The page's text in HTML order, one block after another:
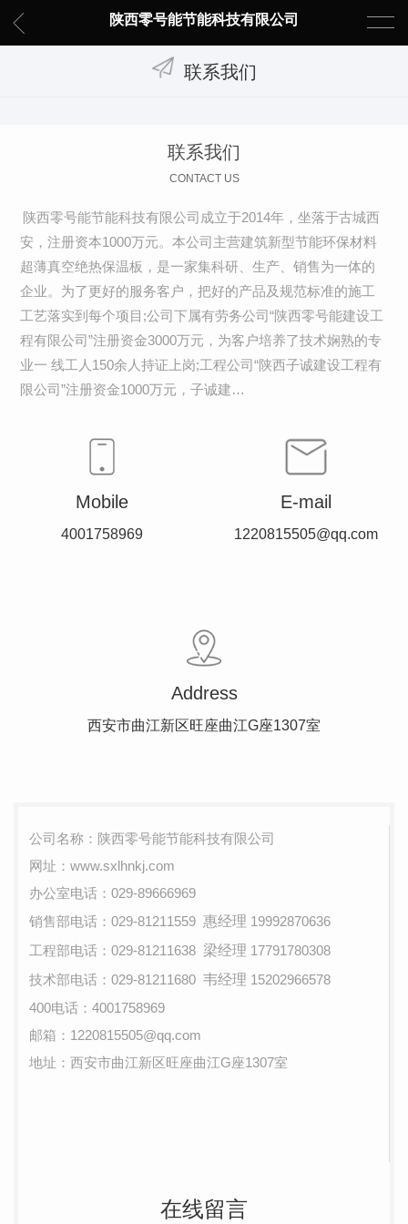
陕西零号能节能科技有限公司
联系我们
联系我们
CONTACT US
陕西零号能节能科技有限公司成立于2014年，坐落于古城西
安，注册资本1000万元。本公司主营建筑新型节能环保材料
超薄真空绝热保温板，是一家集科研、生产、销售为一体的
企业。为了更好的服务客户，把好的产品及规范标准的施工
工艺落实到每个项目;公司下属有劳务公司“陕西零号能建设工
程有限公司”注册资金3000万元，为客户培养了技术娴熟的专
业一 线工人150余人持证上岗;工程公司“陕西子诚建设工程有
限公司”注册资金1000万元，子诚建…
Mobile
4001758969
E-mail
1220815505@qq.com
Address
西安市曲江新区旺座曲江G座1307室
公司名称：陕西零号能节能科技有限公司
网址：www.sxlhnkj.com
办公室电话：029-89666969
销售部电话：029-81211559惠经理 19992870636
工程部电话：029-81211638 梁经理 17791780308
技术部电话：029-81211680韦经理 15202966578
400电话：4001758969
邮箱：1220815505@qq.com
地址：西安市曲江新区旺座曲江G座1307室
在线留言